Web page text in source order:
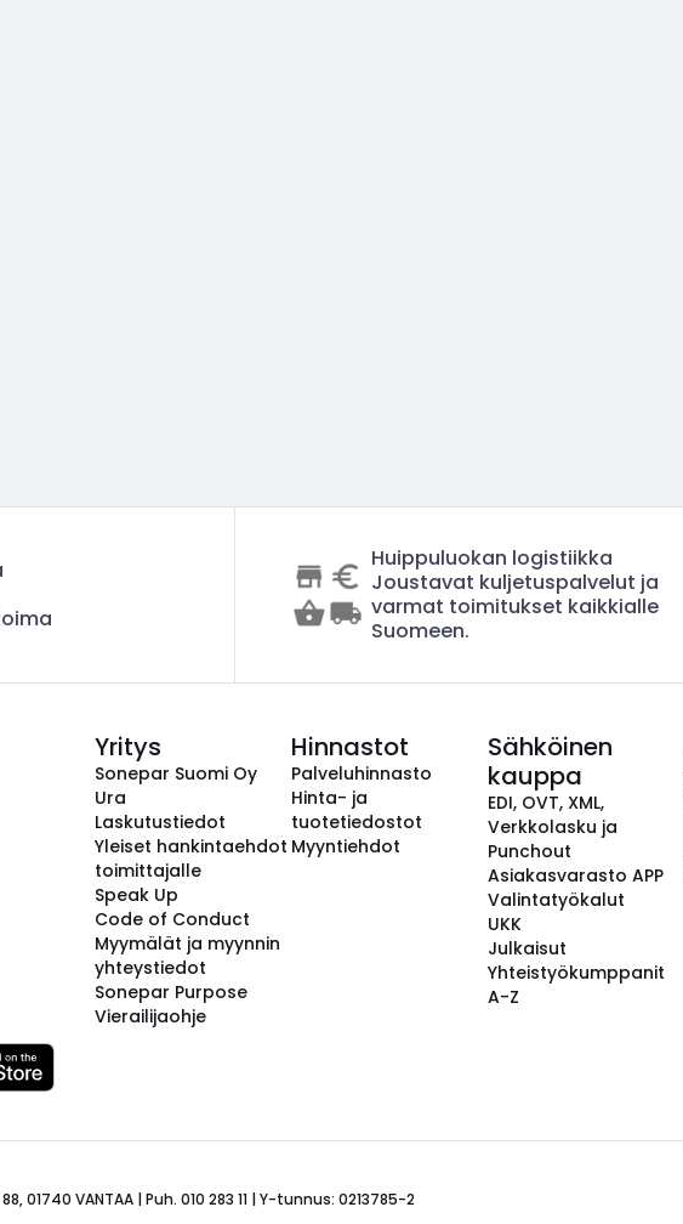
Huippuluokan logistiikka
Joustavat kuljetuspalvelut ja
varmat toimitukset kaikkialle
Suomeen.
Yritys
Sonepar Suomi Oy
Ura
Laskutustiedot
Yleiset hankintaehdot
toimittajalle
Speak Up
Code of Conduct
Myymälät ja myynnin
yhteystiedot
Sonepar Purpose
Vierailijaohje
Hinnastot
Palveluhinnasto
Hinta- ja
tuotetiedostot
Myyntiehdot
Sähköinen
kauppa
EDI, OVT, XML,
Verkkolasku ja
Punchout
Asiakasvarasto APP
Valintatyökalut
UKK
Julkaisut
Yhteistyökumppanit
A-Z
01740 VANTAA | Puh. 010 283 11 | Y-tunnus: 0213785-2